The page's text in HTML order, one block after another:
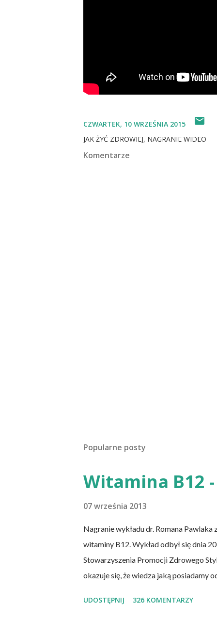
CZWARTEK, 10 WRZEŚNIA 2015
JAK ŻYĆ ZDROWIEJ NAGRANIE WIDEO
Komentarze
Popularne posty
Witamina B12
07 września 2013
Nagranie wykładu dr. Romana
witaminy B12. Wykład odbył się dnia
Stowarzyszenia Promocji Zdrowego
okazuje się, że wiedza jaką posiadamy
świecie. W grupie osób narażonych na
UDOSTĘPNIJ 326 KOMENTARZY